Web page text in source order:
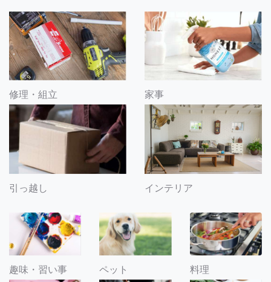
修理・組立 家事
引っ越し インテリア
趣味・習い事 ペット 料理